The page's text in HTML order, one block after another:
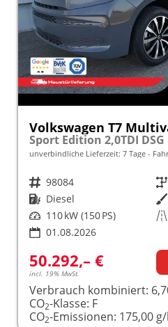
Volkswagen T7
Sport Edition 2,0TDI
unverbindliche Lieferzeit: 7 Tage
Fahrzeugnr. 98084 Getriebe
Kraftstoff Diesel Außenfarbe
Leistung 110 kW (150 PS) Kilometerstand
01.08.2026
50.292,– €
incl. 19% MwSt.
Verbrauch kombiniert:
CO2-Klasse: F
CO2-Emissionen: 175,00